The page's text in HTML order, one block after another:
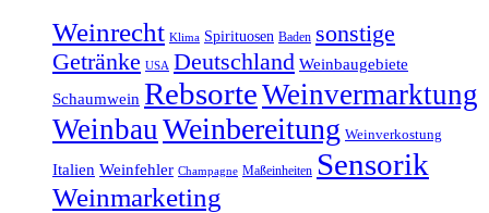
Weinrecht Klima Spirituosen Baden sonstige
Getränke USA Deutschland Weinbaugebiete
Schaumwein RebsorteWeinvermarktung
Weinbau Weinbereitung Weinverkostung
Italien Weinfehler Champagne Maßeinheiten Sensorik
Weinmarketing